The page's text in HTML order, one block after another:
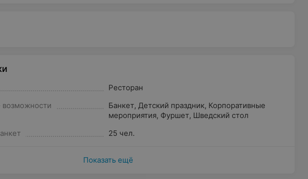
Ресторан
возможности
Банкет, Детский праздник, Корпоративные
мероприятия, Фуршет, Шведский стол
25 чел.
Показать ещё